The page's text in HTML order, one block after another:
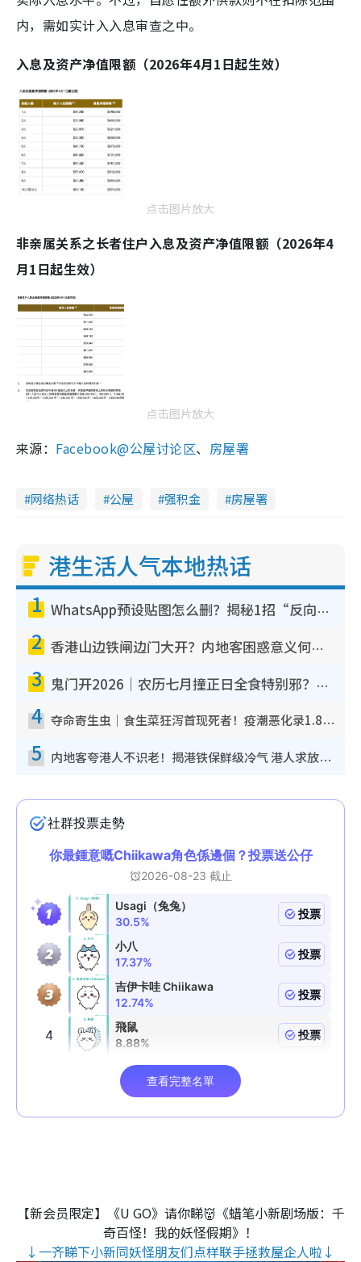
内，需如实计入入息审查之中。
入息及资产净值限额（2026年4月1日起生效）
点击图片放大
非亲属关系之长者住户入息及资产净值限额（2026年4
月1日起生效）
点击图片放大
来源： Facebook@公屋讨论区、 房屋署
网络热话 公屋 强积金 房屋署
港生活人气本地热话
1 WhatsApp预设贴图怎么删？揭秘1招“反向操作”还原简洁界面 附3步实测教程
2 香港山边铁闸边门大开？内地客困惑意义何在！网友神回复：这种叫法理性防御
3 鬼门开2026｜农历七月撞正日全食特别邪？专家警告切忌做一事！揭4大禁忌+2招保平安
4 夺命寄生虫｜食生菜狂泻首现死者！疫潮恶化录1.8万宗病例 揭洗菜3大谬误
5 内地客夸港人不识老！揭港铁保鲜级冷气 港人求放过：别投诉
【新会员限定】《U GO》请你睇👹《蜡笔小新剧场版：千
奇百怪！我的妖怪假期》！
↓一齐睇下小新同妖怪朋友们点样联手拯救屋企人啦↓